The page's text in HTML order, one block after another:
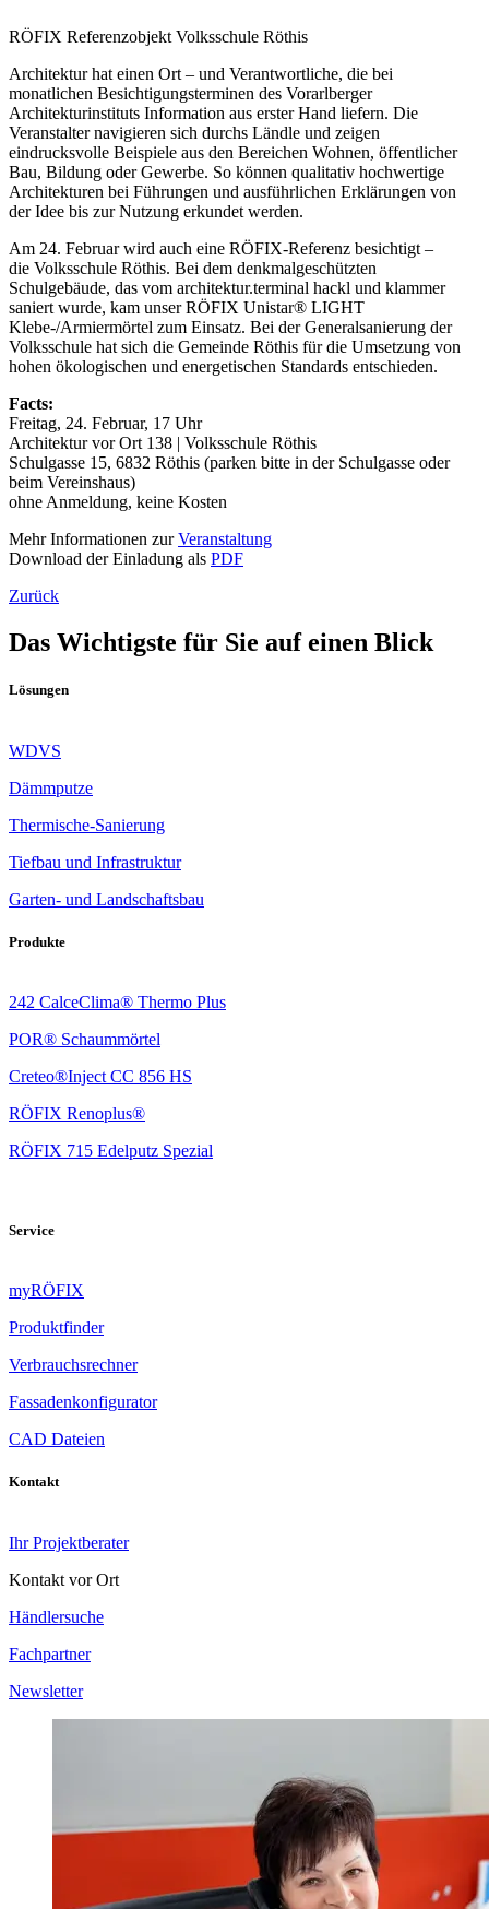
RÖFIX Referenzobjekt Volksschule Röthis
Architektur hat einen Ort – und Verantwortliche, die bei
monatlichen Besichtigungsterminen des Vorarlberger
Architekturinstituts Information aus erster Hand liefern. Die
Veranstalter navigieren sich durchs Ländle und zeigen
eindrucksvolle Beispiele aus den Bereichen Wohnen, öffentlicher
Bau, Bildung oder Gewerbe. So können qualitativ hochwertige
Architekturen bei Führungen und ausführlichen Erklärungen von
der Idee bis zur Nutzung erkundet werden.
Am 24. Februar wird auch eine RÖFIX-Referenz besichtigt –
die Volksschule Röthis. Bei dem denkmalgeschützten
Schulgebäude, das vom architektur.terminal hackl und klammer
saniert wurde, kam unser RÖFIX Unistar® LIGHT
Klebe-/Armiermörtel zum Einsatz. Bei der Generalsanierung der
Volksschule hat sich die Gemeinde Röthis für die Umsetzung von
hohen ökologischen und energetischen Standards entschieden.
Facts:
Freitag, 24. Februar, 17 Uhr
Architektur vor Ort 138 | Volksschule Röthis
Schulgasse 15, 6832 Röthis (parken bitte in der Schulgasse oder
beim Vereinshaus)
ohne Anmeldung, keine Kosten
Mehr Informationen zurVeranstaltung
Download der Einladung als PDF
Zurück
Das Wichtigste für Sie auf einen Blick
Lösungen
WDVS
Dämmputze
Thermische-Sanierung
Tiefbau und Infrastruktur
Garten- und Landschaftsbau
Produkte
242 CalceClima® Thermo Plus
POR® Schaummörtel
Creteo®Inject CC 856 HS
RÖFIX Renoplus®
RÖFIX 715 Edelputz Spezial
Service
myRÖFIX
Produktfinder
Verbrauchsrechner
Fassadenkonfigurator
CAD Dateien
Kontakt
Ihr Projektberater
Kontakt vor Ort
Händlersuche
Fachpartner
Newsletter